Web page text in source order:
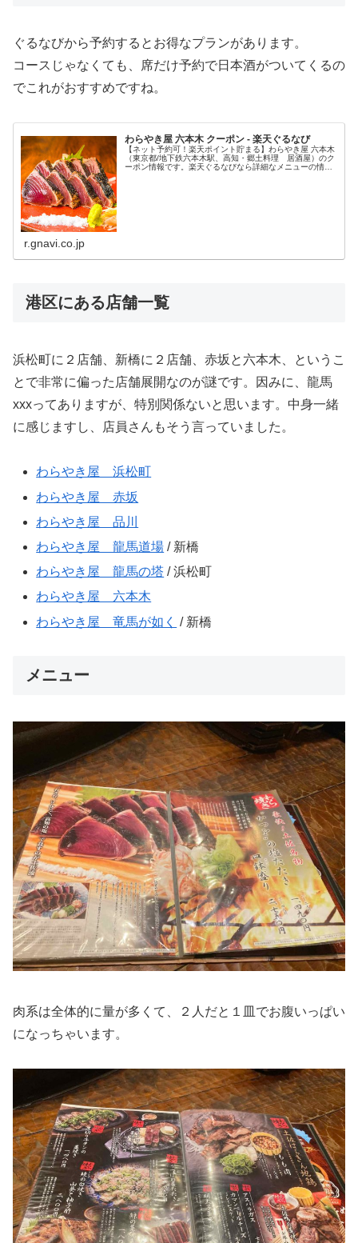
ぐるなびから予約するとお得なプランがあります。
コースじゃなくても、席だけ予約で日本酒がついてくるの
でこれがおすすめですね。
わらやき屋 六本木 クーポン - 楽天ぐるなび
【ネット予約可！楽天ポイント貯まる】わらやき屋 六本木
（東京都/地下鉄六本木駅、高知・郷土料理 居酒屋）のク
ーポン情報です。楽天ぐるなびなら詳細なメニューの情報
r.gnavi.co.jp
港区にある店舗一覧
浜松町に２店舗、新橋に２店舗、赤坂と六本木、というこ
とで非常に偏った店舗展開なのが謎です。因みに、龍馬
xxxってありますが、特別関係ないと思います。中身一緒
に感じますし、店員さんもそう言っていました。
わらやき屋 浜松町
わらやき屋 赤坂
わらやき屋 品川
わらやき屋 龍馬道場 / 新橋
わらやき屋 龍馬の塔 / 浜松町
わらやき屋 六本木
わらやき屋 竜馬が如く / 新橋
メニュー
肉系は全体的に量が多くて、２人だと１皿でお腹いっぱい
になっちゃいます。